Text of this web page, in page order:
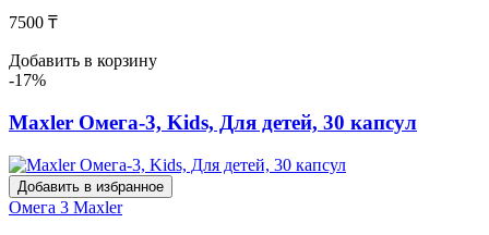
7500 ₸
Добавить в корзину
-17%
Maxler Омега-3, Kids, Для детей, 30 капсул
Добавить в избранное
Омега 3 Maxler